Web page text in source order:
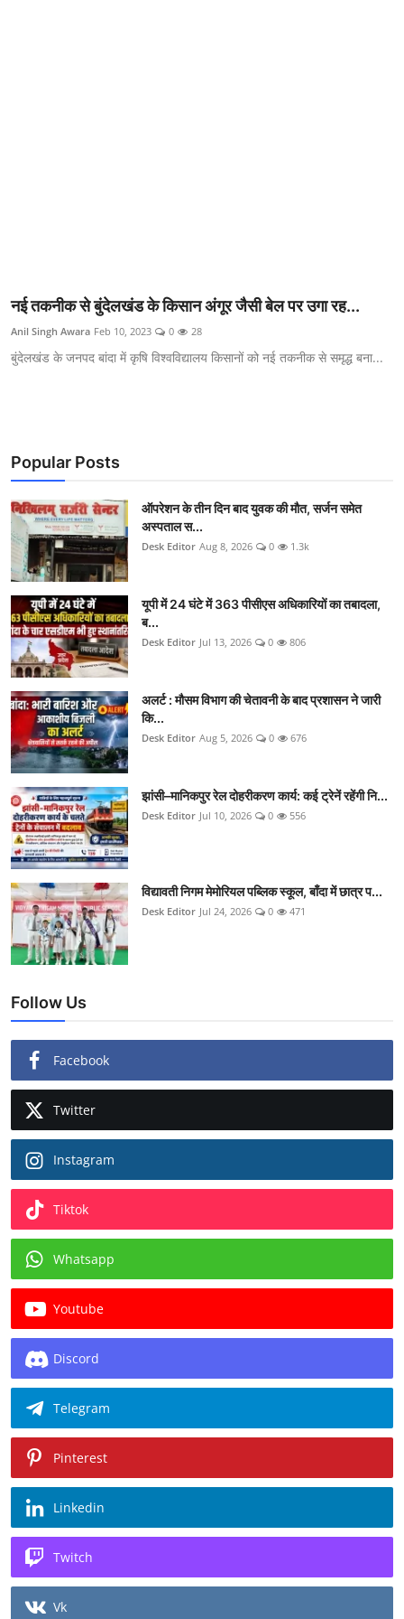
नई तकनीक से बुंदेलखंड के किसान अंगूर जैसी बेल पर उगा रह...
Anil Singh Awara Feb 10, 2023 0 28
बुंदेलखंड के जनपद बांदा में कृषि विश्वविद्यालय किसानों को नई तकनीक से समृद्ध बना...
Popular Posts
ऑपरेशन के तीन दिन बाद युवक की मौत, सर्जन समेत
अस्पताल स...
Desk Editor Aug 8, 2026 0 1.3k
यूपी में 24 घंटे में 363 पीसीएस अधिकारियों का तबादला,
ब...
Desk Editor Jul 13, 2026 0 806
अलर्ट : मौसम विभाग की चेतावनी के बाद प्रशासन ने जारी
कि...
Desk Editor Aug 5, 2026 0 676
झांसी–मानिकपुर रेल दोहरीकरण कार्य: कई ट्रेनें रहेंगी नि...
Desk Editor Jul 10, 2026 0 556
विद्यावती निगम मेमोरियल पब्लिक स्कूल, बाँदा में छात्र प...
Desk Editor Jul 24, 2026 0 471
Follow Us
Facebook
Twitter
Instagram
Tiktok
Whatsapp
Youtube
Discord
Telegram
Pinterest
Linkedin
Twitch
Vk